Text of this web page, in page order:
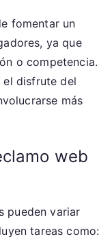
fomentar un
ya que
o competencia.
el disfrute del
más
web
pueden variar
tareas como: